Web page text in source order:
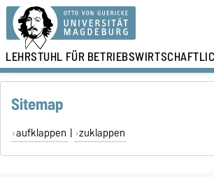
LEHRSTUHL FÜR
Sitemap
aufklappen | zuklappen